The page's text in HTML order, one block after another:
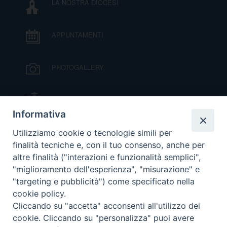
LA NOSTRA DIOCESI
APPUNTAMENTI
PHOTOGALLERY
IL VESCOVO MONS. ORAZIO FRANCESCO
PIAZZA
VIDEOGALLERY
ORARI S. MESSE
MODULISTICA
Informativa
Utilizziamo cookie o tecnologie simili per
finalità tecniche e, con il tuo consenso, anche per
altre finalità ("interazioni e funzionalità semplici",
"miglioramento dell'esperienza", "misurazione" e
"targeting e pubblicità") come specificato nella
cookie policy.
Cliccando su "accetta" acconsenti all'utilizzo dei
cookie. Cliccando su "personalizza" puoi avere